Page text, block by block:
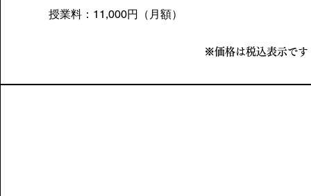
授業料：11,000円（月額）
※価格は税込表示です